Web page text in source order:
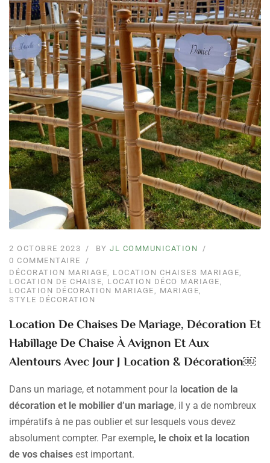
2 OCTOBRE 2023 BY JL COMMUNICATION
0 COMMENTAIRE
DÉCORATION MARIAGE, LOCATION CHAISES MARIAGE,
LOCATION DE CHAISE, LOCATION DÉCO MARIAGE ,
LOCATION DÉCORATION MARIAGE , MARIAGE,
STYLE DÉCORATION
Location De Chaises De Mariage, Décoration Et
Habillage De Chaise À Avignon Et Aux
Alentours Avec Jour J Location & Décoration￼
Dans un mariage, et notamment pour la location de la
décoration et le mobilier d’un mariage, il y a de nombreux
impératifs à ne pas oublier et sur lesquels vous devez
absolument compter. Par exemple, le choix et la location
de vos chaises est important.